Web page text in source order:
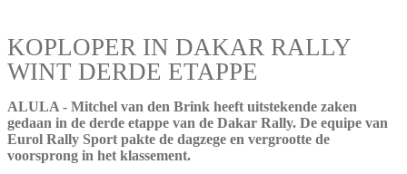
KOPLOPER IN DAKAR RALLY
WINT DERDE ETAPPE
ALULA - Mitchel van den Brink heeft uitstekende zaken
gedaan in de derde etappe van de Dakar Rally. De equipe van
Eurol Rally Sport pakte de dagzege en vergrootte de
voorsprong in het klassement.